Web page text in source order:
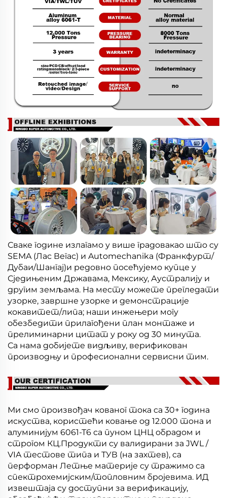
Сваке године излагамо у више градовакао што су
SEMA (Лас Вегас) и Automechanika (Франкфурт/
Дубаи/Шангај)и редовно посећујемо купце у
Сједињеним Државама, Мексику, Аустралију и
другим земљама. На месту можете прегледати
узорке, завршне узорке и демонстрације
кокавитет/липа; наши инжењери могу
обезбедити прилагођени план монтаже и
прелиминарни цитат у року од 30 минута.
Са нама добијете видљиву, верификован
производњу и професионални сервисни тим.
Ми смо произвођач кованог тока са 30+ година
искуства, користећи ковање од 12.000 тона и
алуминијум 6061-Т6 са пуном ЦНЦ обрадом и
строгом КЦ.Продукти су валидирани за JWL /
VIA тестове типа и ТУВ (на захтев), са
перформан Летње материје су тражимо са
спектрохемијским/топловним бројевима. ИД
извештаја су доступни за верификацију,